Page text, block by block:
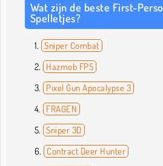
Wat zijn de beste First-
Spelletjes?
Sniper Combat
Hazmob FPS
Pixel Gun Apocalypse 3
FRAGEN
Sniper 3D
Contract Deer Hunter